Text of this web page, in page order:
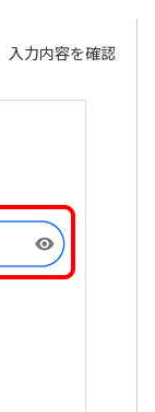
入力内容を確認